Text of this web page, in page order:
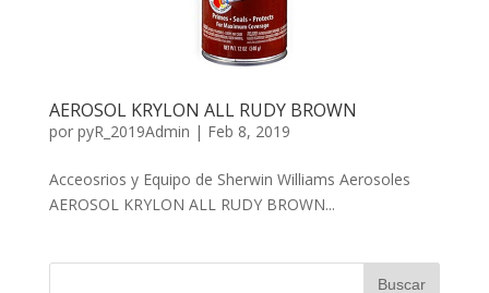
AEROSOL KRYLON ALL RUDY BROWN
por pyR_2019Admin | Feb 8, 2019
Acceosrios y Equipo de Sherwin Williams Aerosoles
AEROSOL KRYLON ALL RUDY BROWN...